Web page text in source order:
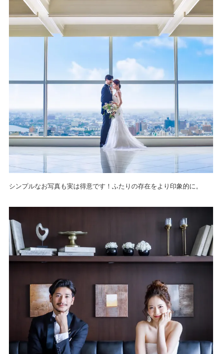
シンプルなお写真も実は得意です！ふたりの存在をより印象的に。